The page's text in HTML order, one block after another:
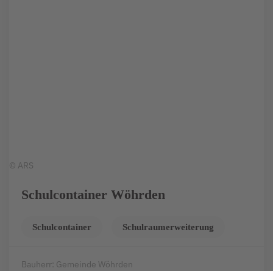
© ARS
Schulcontainer Wöhrden
Schulcontainer Schulraumerweiterung
Bauherr: Gemeinde Wöhrden